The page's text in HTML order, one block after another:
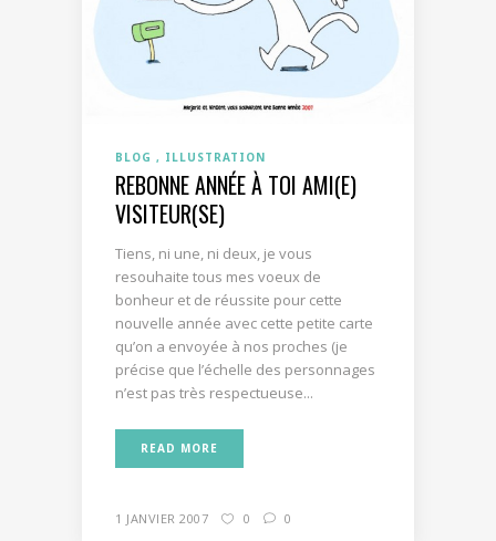
BLOG ILLUSTRATION
REBONNE ANNÉE À TOI AMI(E)
VISITEUR(SE)
Tiens, ni une, ni deux, je vous
resouhaite tous mes voeux de
bonheur et de réussite pour cette
nouvelle année avec cette petite carte
qu’on a envoyée à nos proches (je
précise que l’échelle des personnages
n’est pas très respectueuse...
READ MORE
1 JANVIER 2007 0 0